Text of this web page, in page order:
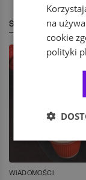
STREFA
WIADOMOŚCI
na
cookie
polityki